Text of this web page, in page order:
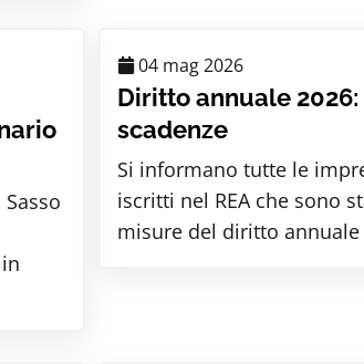
04 mag 2026
Diritto annuale
scadenze
Si informano tutte le
iscritti nel REA che sono
misure del diritto annuale